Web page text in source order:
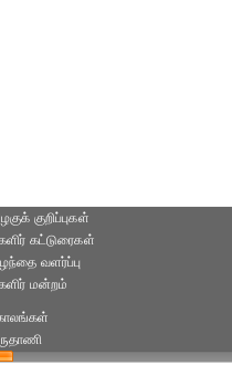
குறிப்புகள்
கட்டுரைகள்
வளர்ப்பு
மன்றம்